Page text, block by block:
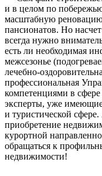
и в целом по
масштабную
пансионатов. Но
всегда нужно
есть ли необходимая
межсезонье
лечебно-
профессиональная
компетенциями в
эксперты, уже
и туристической
приобретение
курортной
обращаться к
недвижимости!